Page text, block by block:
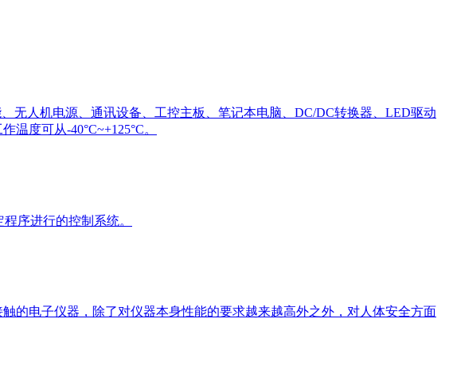
无人机电源、通讯设备、工控主板、笔记本电脑、DC/DC转换器、LED驱动
度可从-40°C~+125°C。
序进行的控制系统。
的电子仪器，除了对仪器本身性能的要求越来越高外之外，对人体安全方面